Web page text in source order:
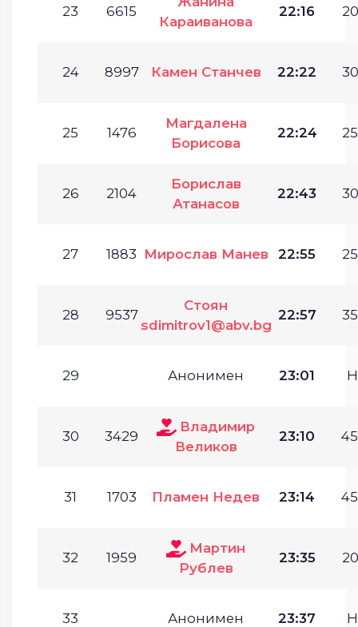
23 6615
Караиванова
22:16
24 8997 Камен Станчев 22:22
25 1476
Магдалена
Борисова
22:24
26 2104
Борислав
Атанасов
22:43
27 1883 Мирослав Манев 22:55
28 9537
Стоян
sdimitrov1@abv.bg
22:57
29 Анонимен 23:01
30 3429
Владимир
Великов
23:10
31 1703 Пламен Недев 23:14
32 1959
Мартин
Рублев
23:35
33 Анонимен 23:37